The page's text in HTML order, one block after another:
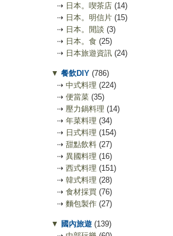
⇢ 日本。喫茶店 (14)
⇢ 日本。明信片 (15)
⇢ 日本。閒談 (3)
⇢ 日本。食 (25)
⇢ 日本旅遊資訊 (24)
▼ 餐飲DIY (786)
⇢ 中式料理 (224)
⇢ 便當菜 (35)
⇢ 壓力鍋料理 (14)
⇢ 年菜料理 (34)
⇢ 日式料理 (154)
⇢ 甜點飲料 (27)
⇢ 異國料理 (16)
⇢ 西式料理 (151)
⇢ 韓式料理 (28)
⇢ 食材採買 (76)
⇢ 麵包製作 (27)
▼ 國內旅遊 (139)